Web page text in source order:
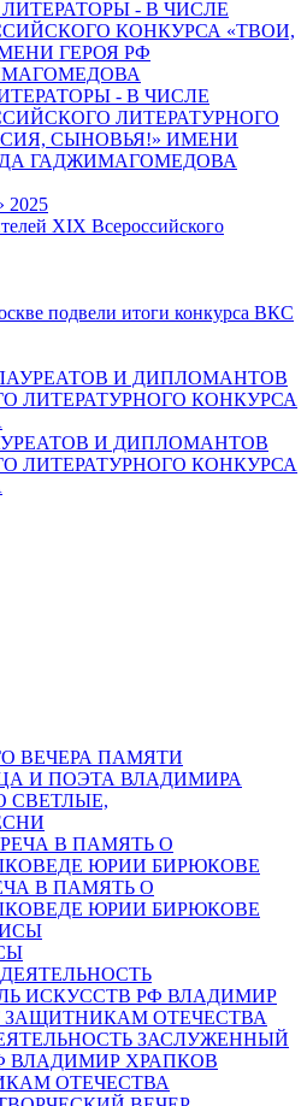
- В ЧИСЛЕ
ЛИТЕРАТУРНОГО
СЫНОВЬЯ!» ИМЕНИ
ГАДЖИМАГОМЕДОВА
XIX Всероссийского
подвели итоги конкурса ВКС
И ДИПЛОМАНТОВ
ЛИТЕРАТУРНОГО КОНКУРСА
ВЕЧЕРА ПАМЯТИ
И ПОЭТА ВЛАДИМИРА
СВЕТЛЫЕ,
В ПАМЯТЬ О
ЮРИИ БИРЮКОВЕ
ЗАСЛУЖЕННЫЙ
ВЛАДИМИР ХРАПКОВ
ОТЕЧЕСТВА